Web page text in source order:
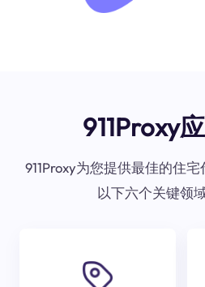
911Proxy
911Proxy为您提供最佳的住
以下六个关键领